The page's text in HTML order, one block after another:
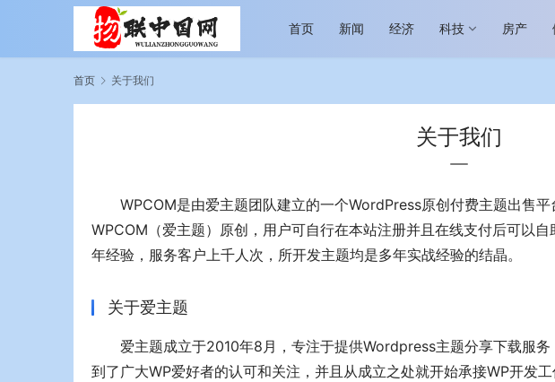
首页 新闻 经济 科技 房产
首页 关于我们
关于我们
WPCOM是由爱主题团队建立的一个WordPress原创付费主题出售
WPCOM（爱主题）原创，用户可自行在本站注册并且在线支付后可以
年经验，服务客户上千人次，所开发主题均是多年实战经验的结晶。
关于爱主题
爱主题成立于2010年8月，专注于提供Wordpress主题分享下载服
到了广大WP爱好者的认可和关注，并且从成立之处就开始承接WP开发工
越览山河 纵情逐梦 新帕拉丁听风之旅即日
启程
今年旅游市场进入恢复发展快车道 向“
行展现蓬勃生机